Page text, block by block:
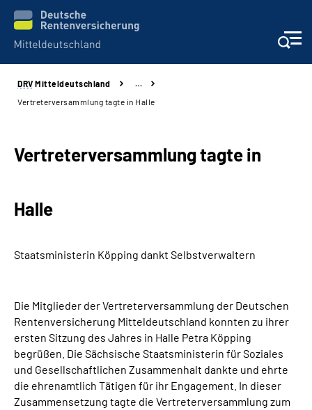
Aktuelles
Karriere
Online-Services
Inhalte in Gebärdensprache (DGS)
Leichte Sprache
DRV Mitteldeutschland
…
Vertreterversammlung tagte in Halle
Vertreterversammlung tagte in
Halle
Staatsministerin Köpping dankt Selbstverwaltern
Die Mitglieder der Vertreterversammlung der Deutschen
Rentenversicherung Mitteldeutschland konnten zu ihrer
ersten Sitzung des Jahres in Halle Petra Köpping
begrüßen. Die Sächsische Staatsministerin für Soziales
und Gesellschaftlichen Zusammenhalt dankte und ehrte
die ehrenamtlich Tätigen für ihr Engagement. In dieser
Zusammensetzung tagte die Vertreterversammlung zum